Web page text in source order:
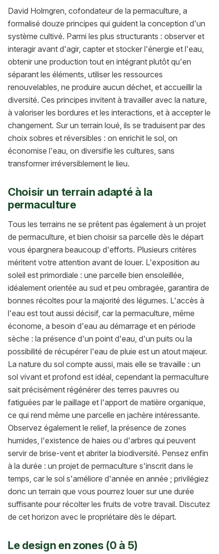
David Holmgren, cofondateur de la permaculture, a
formalisé douze principes qui guident la conception d'un
système cultivé. Parmi les plus structurants : observer et
interagir avant d'agir, capter et stocker l'énergie et l'eau,
obtenir une production tout en intégrant plutôt qu'en
séparant les éléments, utiliser les ressources
renouvelables, ne produire aucun déchet, et accueillir la
diversité. Ces principes invitent à travailler avec la nature,
à valoriser les bordures et les interactions, et à accepter le
changement. Sur un terrain loué, ils se traduisent par des
choix sobres et réversibles : on enrichit le sol, on
économise l'eau, on diversifie les cultures, sans
transformer irréversiblement le lieu.
Choisir un terrain adapté à la
permaculture
Tous les terrains ne se prêtent pas également à un projet
de permaculture, et bien choisir sa parcelle dès le départ
vous épargnera beaucoup d'efforts. Plusieurs critères
méritent votre attention avant de louer. L'exposition au
soleil est primordiale : une parcelle bien ensoleillée,
idéalement orientée au sud et peu ombragée, garantira de
bonnes récoltes pour la majorité des légumes. L'accès à
l'eau est tout aussi décisif, car la permaculture, même
économe, a besoin d'eau au démarrage et en période
sèche : la présence d'un point d'eau, d'un puits ou la
possibilité de récupérer l'eau de pluie est un atout majeur.
La nature du sol compte aussi, mais elle se travaille : un
sol vivant et profond est idéal, cependant la permaculture
sait précisément régénérer des terres pauvres ou
fatiguées par le paillage et l'apport de matière organique,
ce qui rend même une parcelle en jachère intéressante.
Observez également le relief, la présence de zones
humides, l'existence de haies ou d'arbres qui peuvent
servir de brise-vent et abriter la biodiversité. Pensez enfin
à la durée : un projet de permaculture s'inscrit dans le
temps, car le sol s'améliore d'année en année ; privilégiez
donc un terrain que vous pourrez louer sur une durée
suffisante pour récolter les fruits de votre travail. Discutez
de cet horizon avec le propriétaire dès le départ.
Le design en zones (0 à 5)